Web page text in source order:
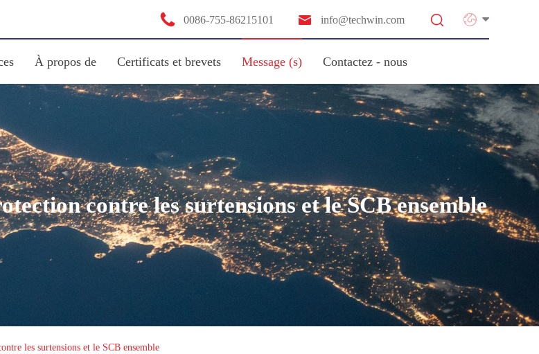
 0086-755-86215101  info@techwin.com 
À propos de Certificats et brevets Message (s) Contactez - nous
contre les surtensions et le SCB ensemble
les surtensions et le SCB ensemble